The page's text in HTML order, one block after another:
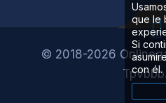
© 2018-2026
que le
Si
con él.